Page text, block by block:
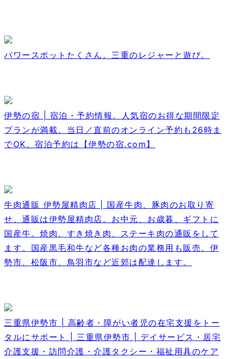
パワースポットたくさん。三重のレジャーと遊び。
伊勢の宿 | 宿泊・予約情報。人気宿のお得な期間限定
プランが満載。当日／直前のオンライン予約も26時ま
でOK。宿泊予約は【伊勢の宿.com】
牛肉通販 伊勢屋精肉店 | 国産牛肉、豚肉のお取り寄
せ、通販は伊勢屋精肉店。お中元、お歳暮、ギフトに
国産牛。焼肉、すき焼き肉、ステーキ肉の通販をして
ます。国産黒毛和牛など各種お肉の業務用も販売。伊
勢市、松阪市、鳥羽市など近郊は配達します。
三重県伊勢市 | 高齢者・障がい者児の在宅支援をトー
タルにサポート | 三重県伊勢市 | デイサービス・居宅
介護支援・訪問介護・介護タクシー・福祉用具のケア